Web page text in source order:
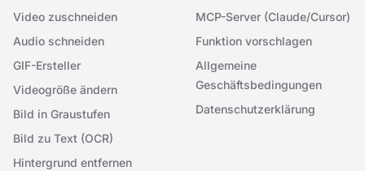
Video zuschneiden
Audio schneiden
GIF-Ersteller
Videogröße ändern
Bild in Graustufen
Bild zu Text (OCR)
Hintergrund entfernen
MCP-Server (Claude/Cursor)
Funktion vorschlagen
Allgemeine
Geschäftsbedingungen
Datenschutzerklärung